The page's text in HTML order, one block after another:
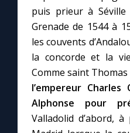
puis prieur à
Grenade de 1544 à
les couvents
la concorde et la
Comme saint
l’empereur
Alphonse pour
Valladolid d’abord,